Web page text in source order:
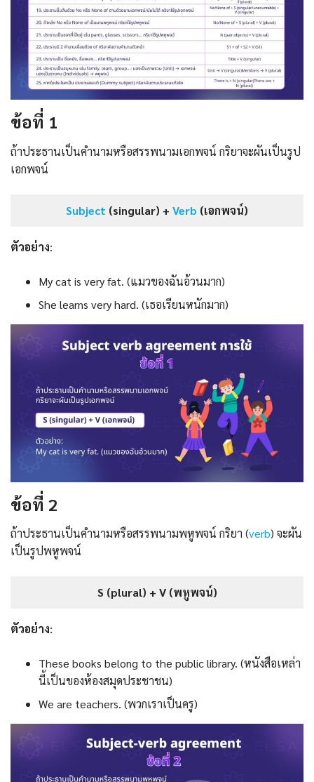
ข้อที่ 1
ถ้าประธานเป็นคำนามหรือสรรพนามเอกพจน์ กริยาจะผันเป็นรูป
เอกพจน์
Subject (singular) + Verb (เอกพจน์)
ตัวอย่าง:
My cat is very fat. (แมวของฉันอ้วนมาก)
She learns very hard. (เธอเรียนหนักมาก)
ข้อที่ 2
ถ้าประธานเป็นคำนามหรือสรรพนามพหูพจน์ กริยา (verb) จะผัน
เป็นรูปพหูพจน์
S (plural) + V (พหูพจน์)
ตัวอย่าง:
These books belong to the public library. (หนังสือเหล่า
นี้เป็นของห้องสมุดประชาชน)
We are teachers. (พวกเราเป็นครู)